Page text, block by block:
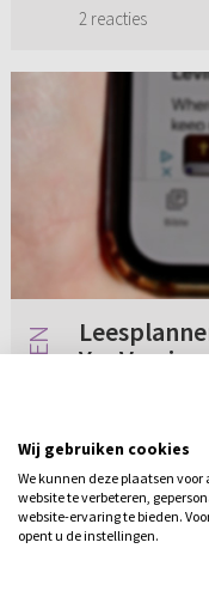
2 reacties
YouVersion
YouVersion,
kunt volgen
Ook kun je de
telefoon.
Geen reacties
Wij gebruiken cookies
We kunnen deze plaatsen
website te verbeteren,
website-ervaring te bieden.
opent u de instellingen.